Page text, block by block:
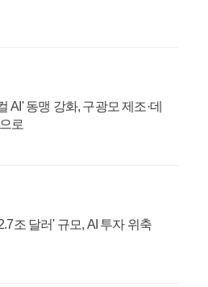
AI' 동맹 강화, 구광모 제조·데
로
조 달러' 규모, AI 투자 위축